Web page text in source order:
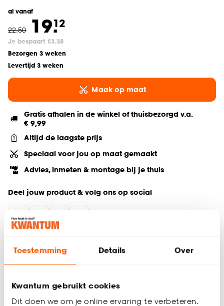
Toestemming Details Over
Kwantum gebruikt cookies
Dit doen we om je online ervaring te verbeteren.
al vanaf
22.50 19.12
Je bespaart €3.38
Bezorgen 3 weken
Levertijd 3 weken
Maak op maat
Gratis afhalen in de winkel of thuisbezorgd v.a.
€ 9,99
Altijd de laagste prijs
Speciaal voor jou op maat gemaakt
Advies, inmeten & montage bij je thuis
Deel jouw product & volg ons op social
Productomschrijving